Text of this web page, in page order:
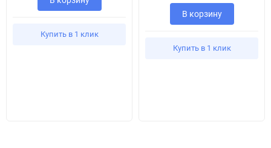
Купить в 1 клик
В корзину
Купить в 1 клик